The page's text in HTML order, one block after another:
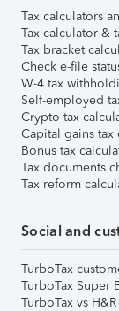
Tax calculators
Tax calculator &
Tax bracket
Check e-file
W-4 tax
Self-employed
Crypto tax
Capital gains tax
Bonus tax
Tax documents
Tax reform
Social and
TurboTax
TurboTax Super
TurboTax vs